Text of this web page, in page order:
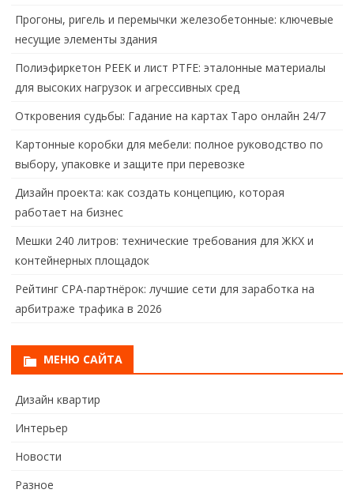
Прогоны, ригель и перемычки железобетонные: ключевые
несущие элементы здания
Полиэфиркетон PEEK и лист PTFE: эталонные материалы
для высоких нагрузок и агрессивных сред
Откровения судьбы: Гадание на картах Таро онлайн 24/7
Картонные коробки для мебели: полное руководство по
выбору, упаковке и защите при перевозке
Дизайн проекта: как создать концепцию, которая
работает на бизнес
Мешки 240 литров: технические требования для ЖКХ и
контейнерных площадок
Рейтинг CPA-партнёрок: лучшие сети для заработка на
арбитраже трафика в 2026
МЕНЮ САЙТА
Дизайн квартир
Интерьер
Новости
Разное